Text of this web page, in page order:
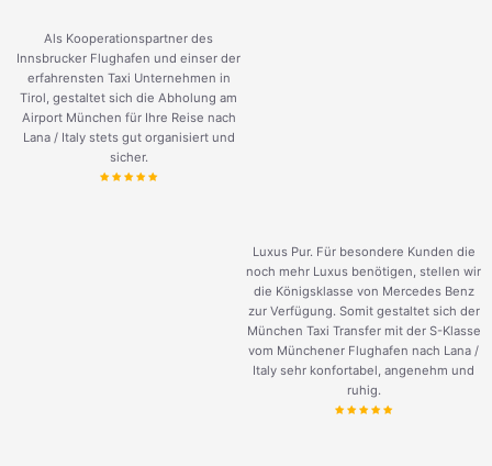
Als Kooperationspartner des
Innsbrucker Flughafen und einser der
erfahrensten Taxi Unternehmen in
Tirol, gestaltet sich die Abholung am
Airport München für Ihre Reise nach
Lana / Italy stets gut organisiert und
sicher.
Luxus Pur. Für besondere Kunden die
noch mehr Luxus benötigen, stellen wir
die Königsklasse von Mercedes Benz
zur Verfügung. Somit gestaltet sich der
München Taxi Transfer mit der S-Klasse
vom Münchener Flughafen nach Lana /
Italy sehr konfortabel, angenehm und
ruhig.